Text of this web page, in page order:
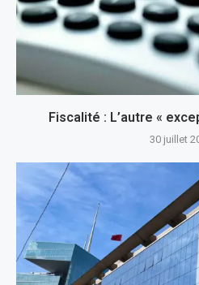
Fiscalité : L’autre «
30 juillet